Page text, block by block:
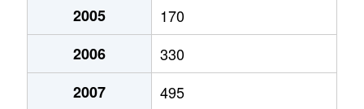
高鷲町ひるがの
650万円
高鷲町ひるがの
1,000万円
高鷲町ひるがの
680万円
2005
170
2006
330
2007
495